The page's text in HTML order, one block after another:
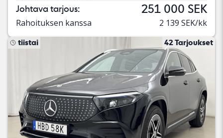
Johtava tarjous: 251 000 SEK
Rahoituksen kanssa 2 139 SEK/kk
tiistai 42 Tarjoukset